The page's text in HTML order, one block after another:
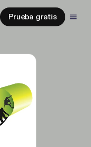
Prueba gratis